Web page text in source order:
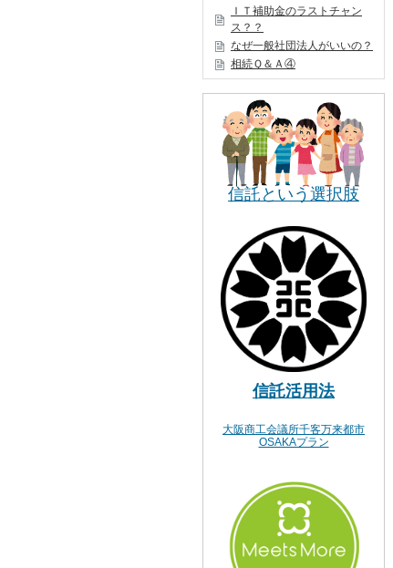
ＩＴ補助金のラストチャン
ス？？
なぜ一般社団法人がいいの？
相続Ｑ＆Ａ④
信託という選択肢
信託活用法
大阪商工会議所千客万来都市
OSAKAプラン